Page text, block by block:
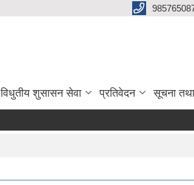
विधुतीय शुसासन सेवा प्रतिवेदन सूचना